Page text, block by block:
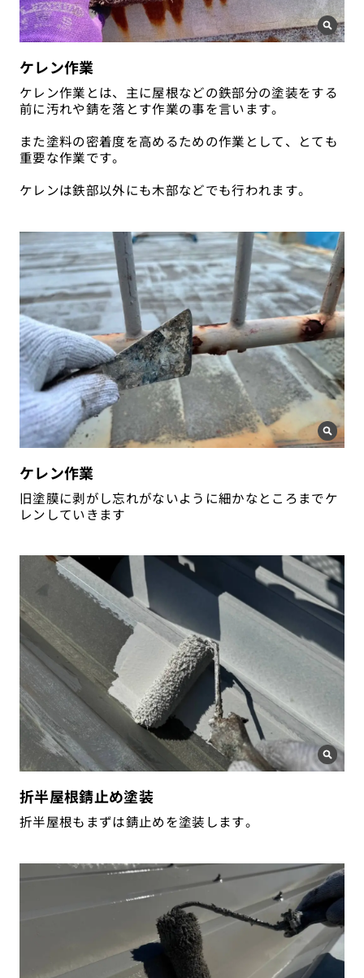
ケレン作業
ケレン作業とは、主に屋根などの鉄部分の塗装をする
前に汚れや錆を落とす作業の事を言います。
また塗料の密着度を高めるための作業として、とても
重要な作業です。
ケレンは鉄部以外にも木部などでも行われます。
ケレン作業
旧塗膜に剥がし忘れがないように細かなところまでケ
レンしていきます
折半屋根錆止め塗装
折半屋根もまずは錆止めを塗装します。